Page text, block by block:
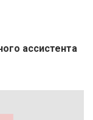
ассистента